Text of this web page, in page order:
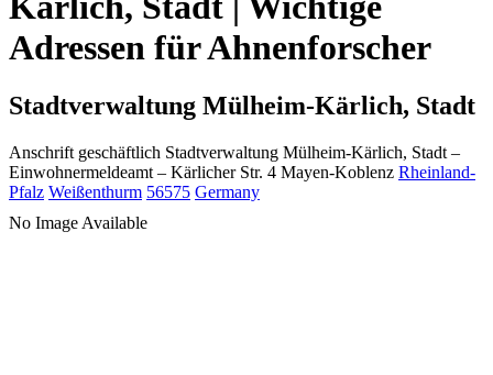
Adressen für Ahnenforscher
Stadtverwaltung Mülheim-Kärlich, Stadt
Anschrift geschäftlich Stadtverwaltung Mülheim-Kärlich, Stadt –
Einwohnermeldeamt – Kärlicher Str. 4 Mayen-Koblenz Rheinland-
Pfalz Weißenthurm 56575 Germany
No Image Available